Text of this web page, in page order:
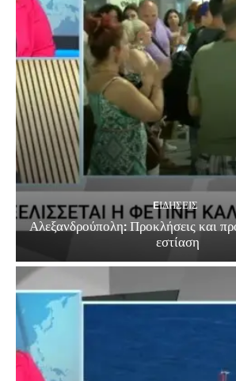
EΙΔΗΣΕΙΣ
Αλεξανδρούπολη: Προκλήσεις και
εστίαση